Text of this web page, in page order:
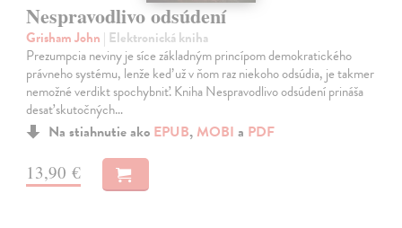
Nespravodlivo odsúdení
Grisham John | Elektronická kniha
Prezumpcia neviny je síce základným princípom demokratického
právneho systému, lenže keď už v ňom raz niekoho odsúdia, je takmer
nemožné verdikt spochybniť. Kniha Nespravodlivo odsúdení prináša
desať skutočných…
Na stiahnutie ako EPUB, MOBI a PDF
13,90 €